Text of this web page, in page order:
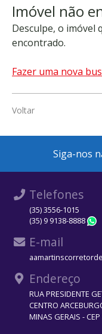
Imóvel não
Desculpe, o imóvel
encontrado.
Fazer uma nova
Voltar
Siga-nos
Telefones
(35) 3556-1015
(35) 9 9138-8888
E-mail
Endereço
RUA PRESIDENTE
CENTRO
MINAS GERAIS -